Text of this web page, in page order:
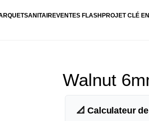
SANITAIREVENTES FLASH PROJET CLÉ
Walnut
📐 Calculateur